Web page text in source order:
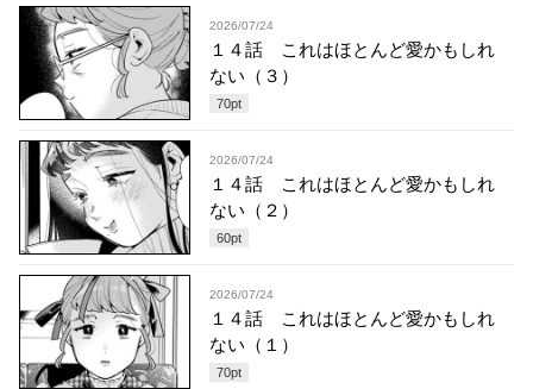
2026/07/24
１４話 これはほとんど愛かもしれ
ない（３）
70pt
2026/07/24
１４話 これはほとんど愛かもしれ
ない（２）
60pt
2026/07/24
１４話 これはほとんど愛かもしれ
ない（１）
70pt